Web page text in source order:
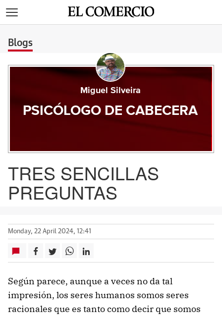
Blogs
Miguel Silveira
PSICÓLOGO DE CABECERA
TRES SENCILLAS
PREGUNTAS
Monday, 22 April 2024, 12:41
Según parece, aunque a veces no da tal
impresión, los seres humanos somos seres
racionales que es tanto como decir que somos